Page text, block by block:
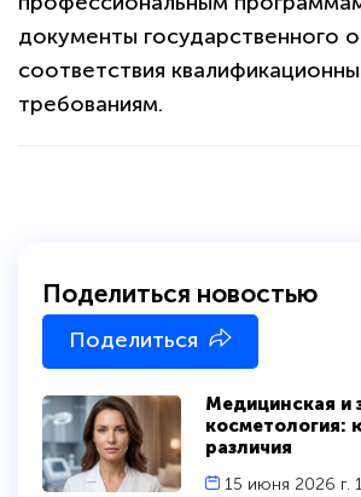
политикой
конфиденциальности сайта
документы государственного
соответствия
требованиям.
Медицинская и
косметология:
различия
15 июня 2026 г.
Поделиться новостью
Поделиться